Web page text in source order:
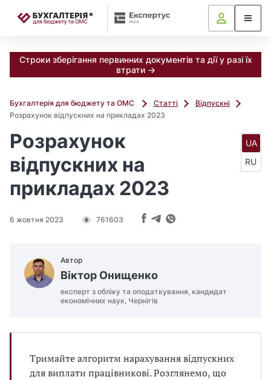
Строки зберігання первинних документів та дії у разі їх
втрати →
Бухгалтерія для бюджету та ОМС Статті
Відпускні
Розрахунок відпускних на прикладах 2023
Розрахунок
відпускних на
прикладах 2023
6 жовтня 2023 761603
UA
RU
Автор
Віктор Онищенко
експерт з обліку та оподаткування, кандидат
економічних наук, Чернігів
Тримайте алгоритм нарахування відпускних
для виплати працівникові. Розглянемо, що